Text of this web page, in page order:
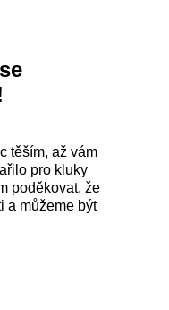
těším, až vám
pro kluky
poděkovat, že
a můžeme být